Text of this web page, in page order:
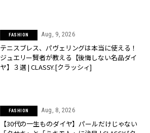
FASHION Aug, 9, 2026
テニスブレス、パヴェリングは本当に使える！
ジュエリー賢者が教える【後悔しない名品ダイ
ヤ】３選 | CLASSY.[クラッシィ]
FASHION Aug, 8, 2026
【30代の一生ものダイヤ】パールだけじゃない